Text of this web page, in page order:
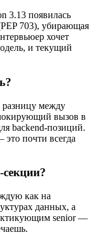
3.13 появилась
703), убирающая
хочет
и текущий
между
вызов в
backend-позиций.
почти всегда
как на
данных, а
senior —